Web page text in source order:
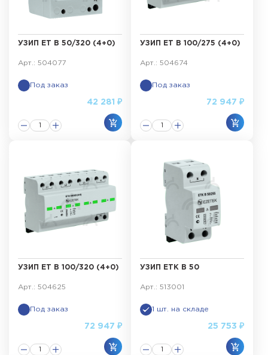
УЗИП ET B 50/320 (4+0)
Арт.: 504077
Под заказ
42 281 ₽
УЗИП ET B 100/275 (4+0)
Арт.: 504674
Под заказ
72 947 ₽
УЗИП ET B 100/320 (4+0)
Арт.: 504625
Под заказ
72 947 ₽
УЗИП ETK B 50
Арт.: 513001
1 шт. на складе
25 753 ₽